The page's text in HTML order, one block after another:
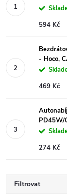
594 Kč
- Hoco,
469 Kč
PD45W/
274 Kč
Filtrovat